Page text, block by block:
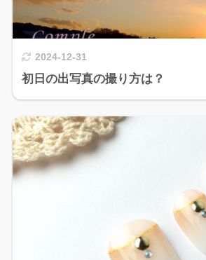
2024-12-31
初日の出写真の撮り方は？